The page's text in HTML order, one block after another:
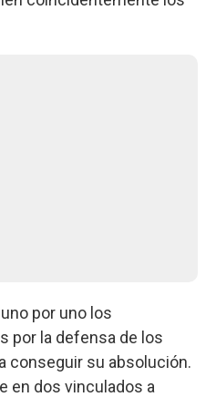
por uno los
por la defensa de los
conseguir su absolución.
en dos vinculados a